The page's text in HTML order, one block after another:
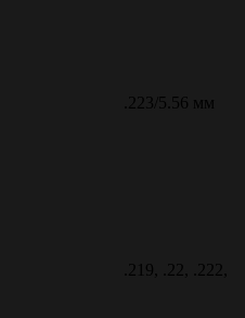
.223/5.56 мм
.219, .22, .222,